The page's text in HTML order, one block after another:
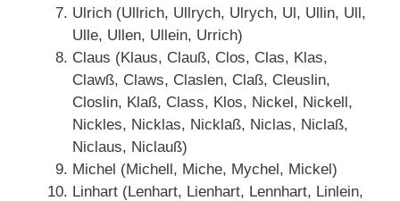
Ulrich (Ullrich, Ullrych, Ulrych, Ul, Ullin, Ull,
Ulle, Ullen, Ullein, Urrich)
Claus (Klaus, Clauß, Clos, Clas, Klas,
Clawß, Claws, Claslen, Claß, Cleuslin,
Closlin, Klaß, Class, Klos, Nickel, Nickell,
Nickles, Nicklas, Nicklaß, Niclas, Niclaß,
Niclaus, Niclauß)
Michel (Michell, Miche, Mychel, Mickel)
Linhart (Lenhart, Lienhart, Lennhart, Linlein,